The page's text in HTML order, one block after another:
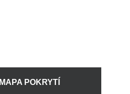
MAPA POKRYTÍ